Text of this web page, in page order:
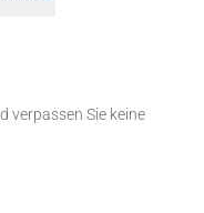
verpassen Sie keine